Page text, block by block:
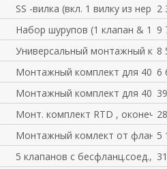
SS -вилка (вкл. 1 вилку из нер 2
Набор шурупов (1 клапан & 1 шу
9
Универсальный монтажный 8
Монтажный комплект для 6
Монтажный комплект для
Монт. комплект RTD ,
Монтажный комлект от фланца
5
5 клапанов с бесфланц.соед., 0